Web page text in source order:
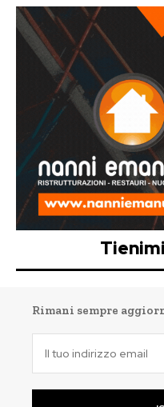
Rimani sempre